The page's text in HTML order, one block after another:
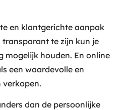
en klantgerichte aanpak
te zijn kun je
mogelijk houden. En online
een waardevolle en
verkopen.
dan de persoonlijke